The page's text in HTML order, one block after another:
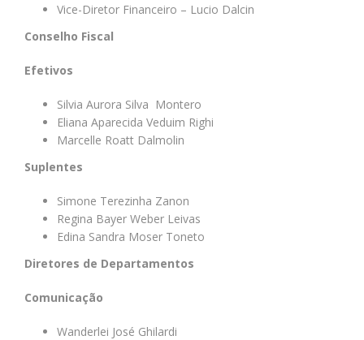
Vice-Diretor Financeiro – Lucio Dalcin
Conselho Fiscal
Efetivos
Silvia Aurora Silva Montero
Eliana Aparecida Veduim Righi
Marcelle Roatt Dalmolin
Suplentes
Simone Terezinha Zanon
Regina Bayer Weber Leivas
Edina Sandra Moser Toneto
Diretores de Departamentos
Comunicação
Wanderlei José Ghilardi